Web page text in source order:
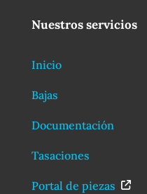
Nuestros servicios
Inicio
Bajas
Documentación
Tasaciones
Portal de piezas